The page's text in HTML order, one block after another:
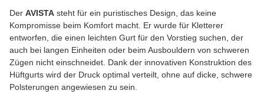
Der AVISTA steht für ein puristisches Design, das keine
Kompromisse beim Komfort macht. Er wurde für Kletterer
entworfen, die einen leichten Gurt für den Vorstieg suchen, der
auch bei langen Einheiten oder beim Ausbouldern von schweren
Zügen nicht einschneidet. Dank der innovativen Konstruktion des
Hüftgurts wird der Druck optimal verteilt, ohne auf dicke, schwere
Polsterungen angewiesen zu sein.